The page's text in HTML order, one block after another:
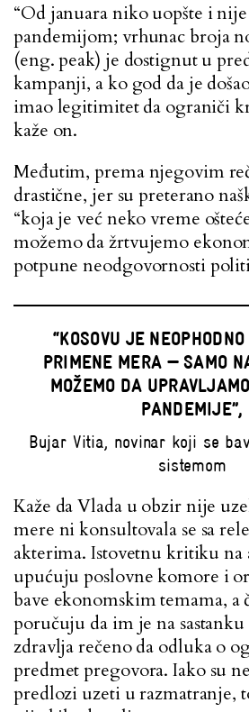
“Od januara niko uopšte i
pandemijom; vrhunac broja
(eng. peak) je dostignut u
kampanji, a ko god da je
imao legitimitet da ograniči
kaže on.
Međutim, prema njegovim
drastične, jer su preterano
“koja je već neko vreme
možemo da žrtvujemo
potpune neodgovornosti
“KOSOVU JE
PRIMENE MERA — SAMO
MOŽEMO DA
PANDEMIJE”,
Bujar Vitia, novinar koji se
sistemom
Kaže da Vlada u obzir nije
mere ni konsultovala se sa
akterima. Istovetnu kritiku na
upućuju poslovne komore i
bave ekonomskim temama,
poručuju da im je na
zdravlja rečeno da odluka o
predmet pregovora. Iako su
predlozi uzeti u razmatranje,